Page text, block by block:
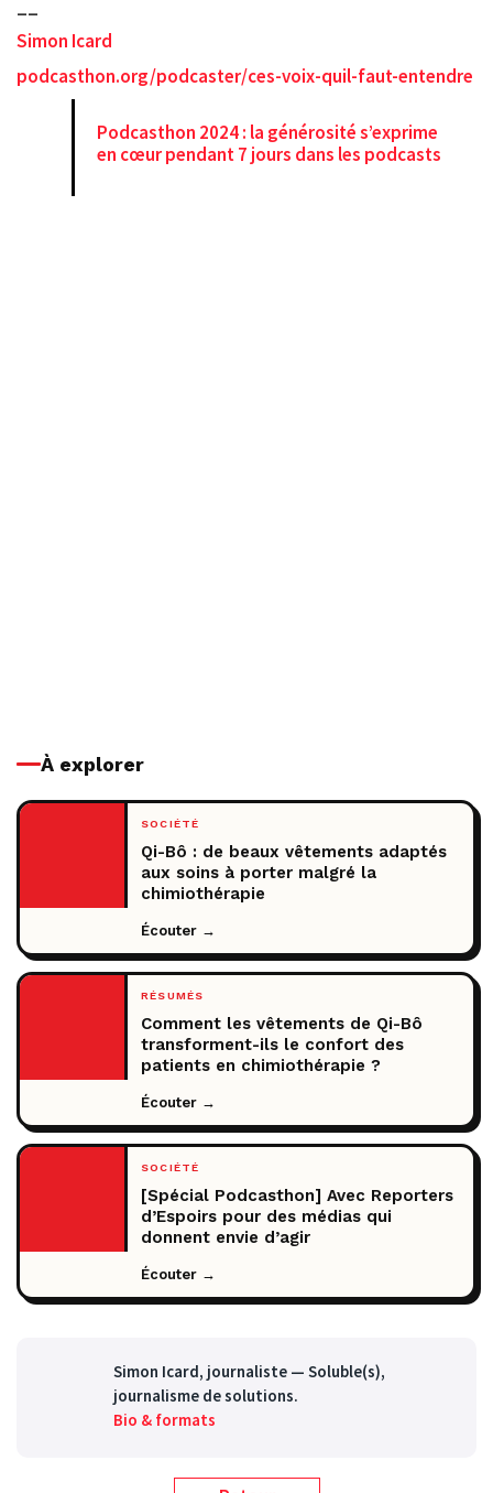
Simon Icard
podcasthon.org/podcaster/ces-voix-quil-faut-entendre
Podcasthon 2024 : la générosité s’exprime
en cœur pendant 7 jours dans les podcasts
À explorer
SOCIÉTÉ
Qi-Bô : de beaux vêtements adaptés
aux soins à porter malgré la
chimiothérapie
Écouter →
RÉSUMÉS
Comment les vêtements de Qi-Bô
transforment-ils le confort des
patients en chimiothérapie ?
Écouter →
SOCIÉTÉ
[Spécial Podcasthon] Avec Reporters
d’Espoirs pour des médias qui
donnent envie d’agir
Écouter →
Simon Icard, journaliste — Soluble(s),
journalisme de solutions.
Bio & formats